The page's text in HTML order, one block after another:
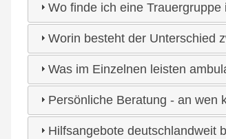
Wo finde ich eine
Worin besteht der Unterschied
Was im Einzelnen leisten
Persönliche Beratung - an wen
Hilfsangebote deutschlandweit